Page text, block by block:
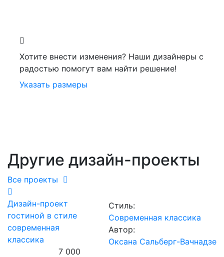
Хотите внести изменения? Наши дизайнеры с
радостью помогут вам найти решение!
Указать размеры
Другие дизайн-проекты
Все проекты
Дизайн-проект
гостиной в стиле
современная
классика
7 000
Стиль:
Современная классика
Автор:
Оксана Сальберг-Вачнадзе